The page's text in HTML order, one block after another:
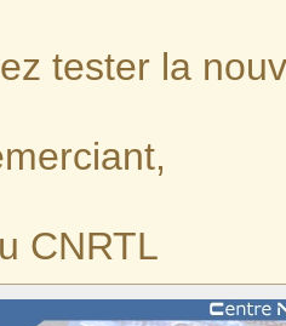
tester la
CNRTL